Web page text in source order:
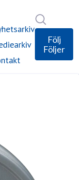
Följ
Följer